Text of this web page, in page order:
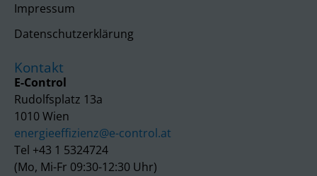
Impressum
Datenschutzerklärung
Kontakt
E-Control
Rudolfsplatz 13a
1010 Wien
energieeffizienz@e-control.at
Tel +43 1 5324724
(Mo, Mi-Fr 09:30-12:30 Uhr)